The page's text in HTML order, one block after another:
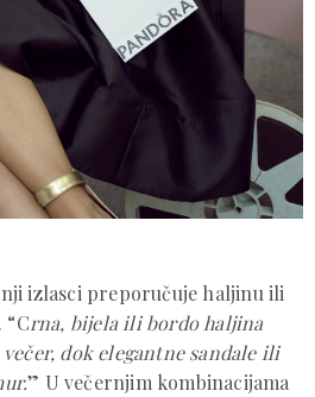
izlasci preporučuje haljinu ili
rna, bijela ili bordo haljina
dok elegantne sandale ili
” U večernjim kombinacijama